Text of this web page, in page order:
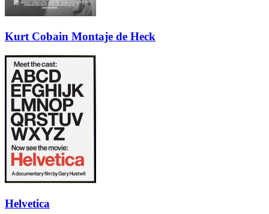
Kurt Cobain Montaje de Heck
Helvetica